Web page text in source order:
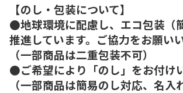
【のし・包装について】
●地球環境に配慮し、エコ包装（
推進しています。ご協力をお願い
（一部商品は二重包装不可）
●ご希望により「のし」をお付け
（一部商品は簡易のし対応、名入